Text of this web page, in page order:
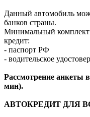
Данный автомобиль
банков страны.
Минимальный комплект
кредит:
- паспорт РФ
- водительское
Рассмотрение анкеты
мин).
АВТОКРЕДИТ ДЛЯ